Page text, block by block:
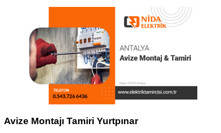
Avize Montajı Tamiri Yurtpınar